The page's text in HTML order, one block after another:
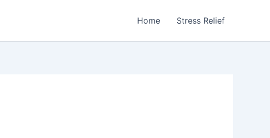
Home Stress Relief